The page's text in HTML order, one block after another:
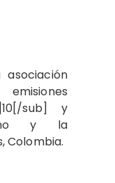
sub] y
y la
Colombia.